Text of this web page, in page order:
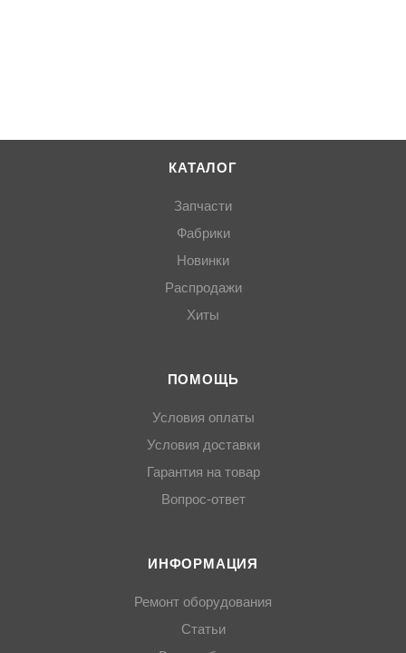
КАТАЛОГ
Запчасти
Фабрики
Новинки
Распродажи
Хиты
ПОМОЩЬ
Условия оплаты
Условия доставки
Гарантия на товар
Вопрос-ответ
ИНФОРМАЦИЯ
Ремонт оборудования
Статьи